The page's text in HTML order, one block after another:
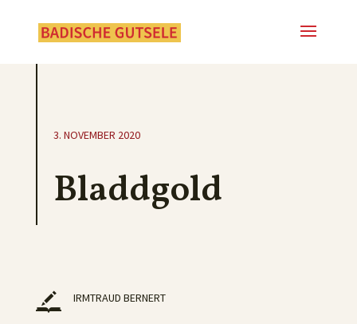
3. NOVEMBER 2020
Bladdgold
IRMTRAUD BERNERT